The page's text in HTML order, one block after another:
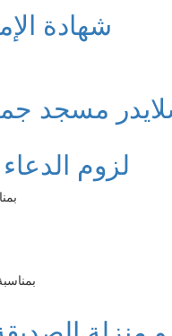
شهادة
مسجد
لزوم